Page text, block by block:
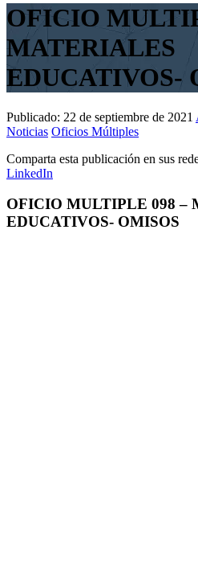
OFICIO
MATERIALES
EDUCATIVOS-
Publicado: 22 de septiembre de 2021
Noticias Oficios Múltiples
Comparta esta publicación en sus
LinkedIn
OFICIO MULTIPLE 098 –
EDUCATIVOS- OMISOS